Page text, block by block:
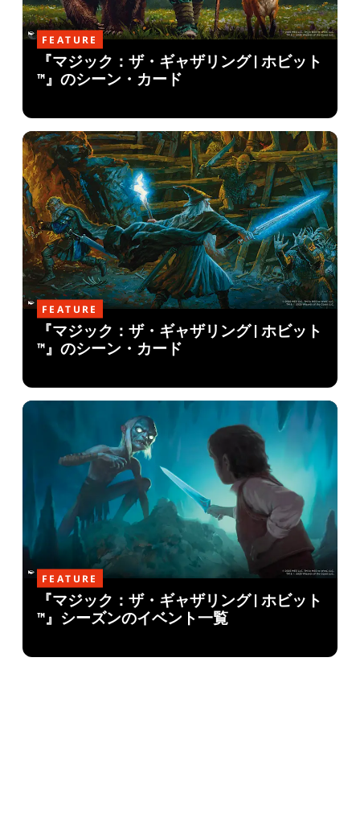
FEATURE
『マジック：ザ・ギャザリング | ホビット
™』のシーン・カード
FEATURE
『マジック：ザ・ギャザリング | ホビット
™』のシーン・カード
FEATURE
『マジック：ザ・ギャザリング | ホビット
™』シーズンのイベント一覧